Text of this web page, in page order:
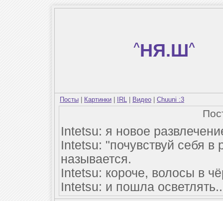
^НЯ.Ш^
Посты Картинки IRL Видео Chuuni :3
Intetsu: я новое
Intetsu: "почувствуй себя
называется.
Intetsu: короче, волосы в
Intetsu: и пошла